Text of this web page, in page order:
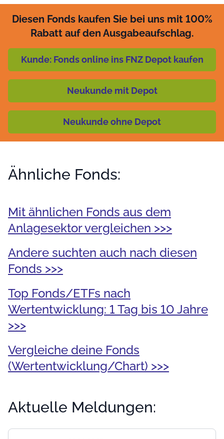
Diesen Fonds kaufen Sie bei uns mit 100%
Rabatt auf den Ausgabeaufschlag.
Kunde: Fonds online ins FNZ Depot kaufen
Neukunde mit Depot
Neukunde ohne Depot
Ähnliche Fonds:
Mit ähnlichen Fonds aus dem
Anlagesektor vergleichen >>>
Andere suchten auch nach diesen
Fonds >>>
Top Fonds/ETFs nach
Wertentwicklung: 1 Tag bis 10 Jahre
>>>
Vergleiche deine Fonds
(Wertentwicklung/Chart) >>>
Aktuelle Meldungen: